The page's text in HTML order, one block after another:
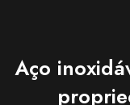
Aço